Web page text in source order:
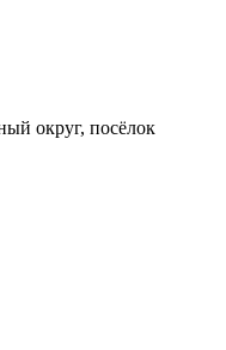
округ, посёлок